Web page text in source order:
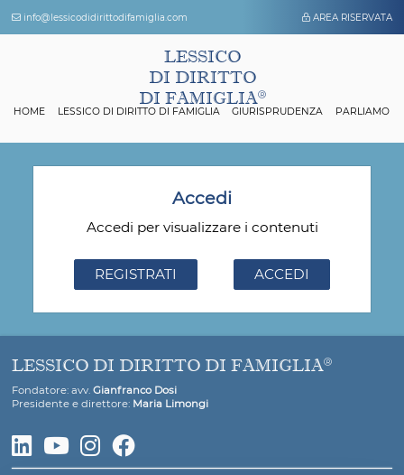
info@lessicodidirittodifamiglia.com AREA
LESSICO
DI DIRITTO
DI FAMIGLIA
Accedi
Accedi per visualizzare i contenuti
LESSICO DI DIRITTO DI FAMIGLIA
Fondatore: avv.
Gianfranco Dosi